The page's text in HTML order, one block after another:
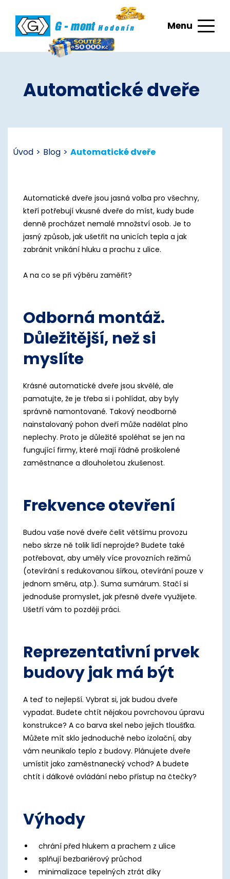
Menu
Automatické dveře
Úvod > Blog > Automatické dveře
Automatické dveře jsou jasná volba pro všechny,
kteří potřebují vkusné dveře do míst, kudy bude
denně procházet nemalé množství osob. Je to
jasný způsob, jak ušetřit na unicích tepla a jak
zabránit vnikání hluku a prachu z ulice.
A na co se při výběru zaměřit?
Odborná montáž.
Důležitější, než si
myslíte
Krásné automatické dveře jsou skvělé, ale
pamatujte, že je třeba si i pohlídat, aby byly
správně namontované. Takový neodborně
nainstalovaný pohon dveří může nadělat plno
neplechy. Proto je důležité spoléhat se jen na
fungující firmy, které mají řádně proškolené
zaměstnance a dlouholetou zkušenost.
Frekvence otevření
Budou vaše nové dveře čelit většímu provozu
nebo skrze ně tolik lidí neprojde? Budete také
potřebovat, aby uměly více provozních režimů
(otevírání s redukovanou šířkou, otevírání pouze v
jednom směru, atp.). Suma sumárum. Stačí si
jednoduše promyslet, jak přesně dveře využijete.
Ušetří vám to později práci.
Reprezentativní prvek
budovy jak má být
A teď to nejlepší. Vybrat si, jak budou dveře
vypadat. Budete chtít nějakou povrchovou úpravu
konstrukce? A co barva skel nebo jejich tloušťka.
Můžete mít sklo jednoduché nebo izolační, aby
vám neunikalo teplo z budovy. Plánujete dveře
umístit jako zaměstnanecký vchod? A budete
chtít i dálkové ovládání nebo přístup na čtečky?
Výhody
chrání před hlukem a prachem z ulice
splňují bezbariérový průchod
minimalizace tepelných ztrát díky